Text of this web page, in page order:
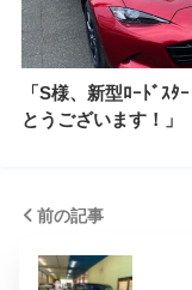
「S様、新型ﾛｰﾄﾞｽﾀ
とうございます！」
前の記事